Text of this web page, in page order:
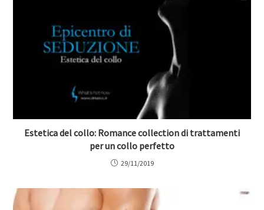
Estetica del collo: Romance collection di trattamenti
per un collo perfetto
29/11/2019